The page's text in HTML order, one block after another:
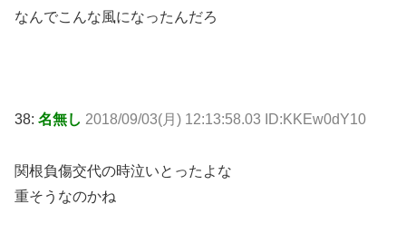
なんでこんな風になったんだろ
38: 名無し 2018/09/03(月) 12:13:58.03 ID:KKEw0dY10
関根負傷交代の時泣いとったよな
重そうなのかね